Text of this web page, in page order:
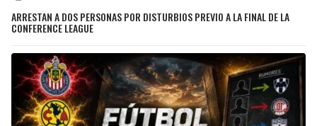
ARRESTAN A DOS PERSONAS POR DISTURBIOS PREVIO A LA FINAL DE LA
CONFERENCE LEAGUE